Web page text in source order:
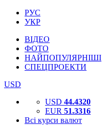
РУС
УКР
ВІДЕО
ФОТО
НАЙПОПУЛЯРНІШІ
СПЕЦПРОЕКТИ
USD
USD 44.4320
EUR 51.3316
Всі курси валют